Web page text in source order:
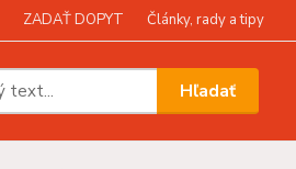
ZADAŤ DOPYT Články, rady a tipy
Hľadať